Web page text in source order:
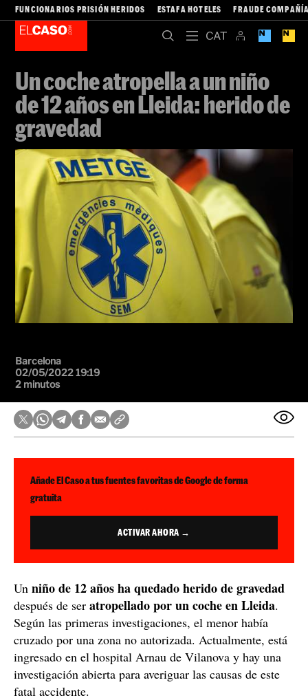
FUNCIONARIOS PRISIÓN HERIDOS ESTAFA HOTELES FRAUDE
Un coche atropella a un niño
de 12 años en Lleida: herido de
gravedad
Barcelona
02/05/2022 19:19
2 minutos
Añade El Caso a tus fuentes favoritas de Google de forma
gratuita
ACTIVAR AHORA →
Un niño de 12 años ha quedado herido de gravedad
después de ser atropellado por un coche en Lleida.
Según las primeras investigaciones, el menor había
cruzado por una zona no autorizada. Actualmente, está
ingresado en el hospital Arnau de Vilanova y hay una
investigación abierta para averiguar las causas de este
fatal accidente.